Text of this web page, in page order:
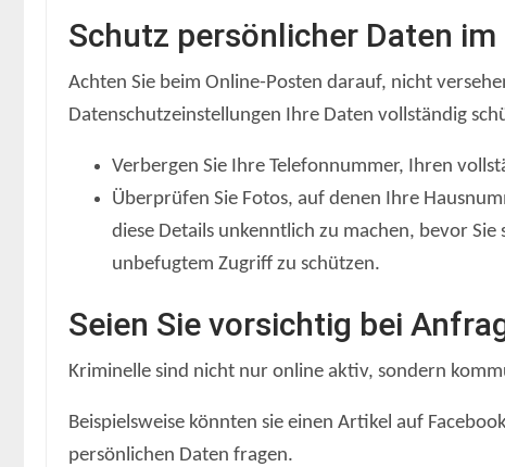
Schutz persönlicher Daten
Achten Sie beim Online-Posten darauf, nicht
Datenschutzeinstellungen Ihre Daten vollständig
Verbergen Sie Ihre Telefonnummer, Ihren
Überprüfen Sie Fotos, auf denen Ihre
diese Details unkenntlich zu machen, bevor
unbefugtem Zugriff zu schützen.
Seien Sie vorsichtig bei
Kriminelle sind nicht nur online aktiv, sondern
Beispielsweise könnten sie einen Artikel auf
persönlichen Daten fragen.